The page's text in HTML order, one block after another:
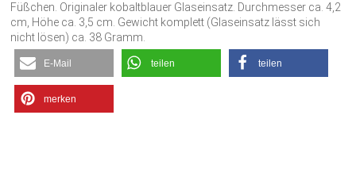
Füßchen. Originaler kobaltblauer Glaseinsatz. Durchmesser ca. 4,2
cm, Höhe ca. 3,5 cm. Gewicht komplett (Glaseinsatz lässt sich
nicht lösen) ca. 38 Gramm.
E-Mail teilen teilen
merken